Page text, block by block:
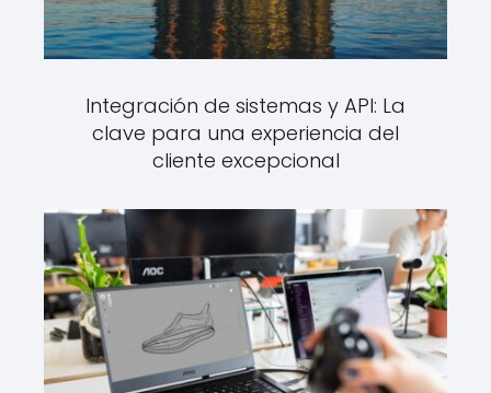
Integración de sistemas y API: La
clave para una experiencia del
cliente excepcional